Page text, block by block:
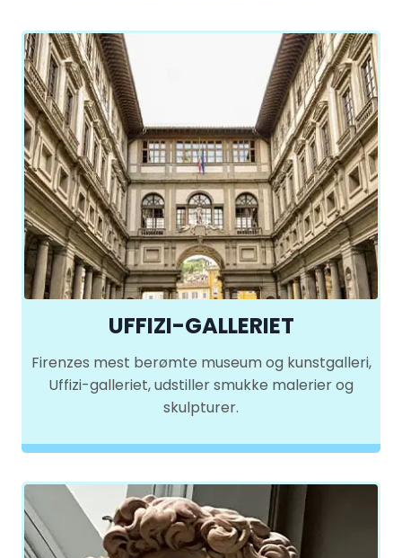
UFFIZI-GALLERIET
Firenzes mest berømte museum og kunstgalleri,
Uffizi-galleriet, udstiller smukke malerier og
skulpturer.